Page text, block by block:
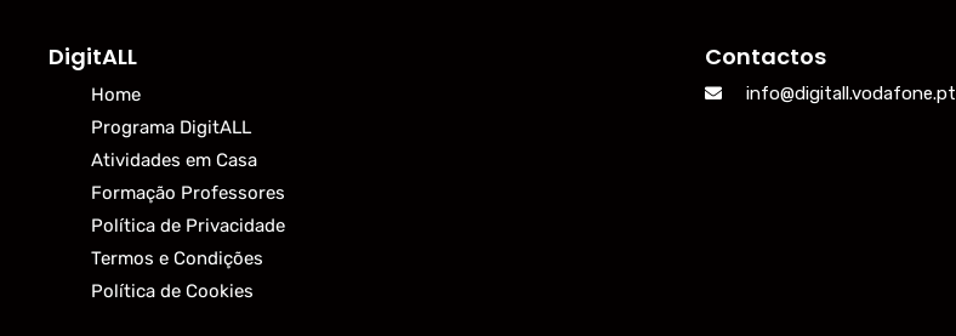
DigitALL
Home
Programa DigitALL
Atividades em Casa
Formação Professores
Política de Privacidade
Termos e Condições
Política de Cookies
Contactos
info@digitall.vodafone.pt